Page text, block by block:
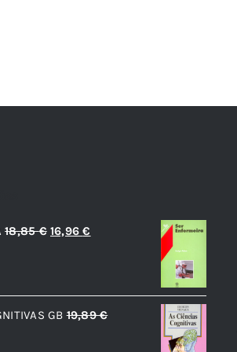
18,85€ O
era:
18,85 €.
16,96€
é:
16,96 €.
GB 19,89€